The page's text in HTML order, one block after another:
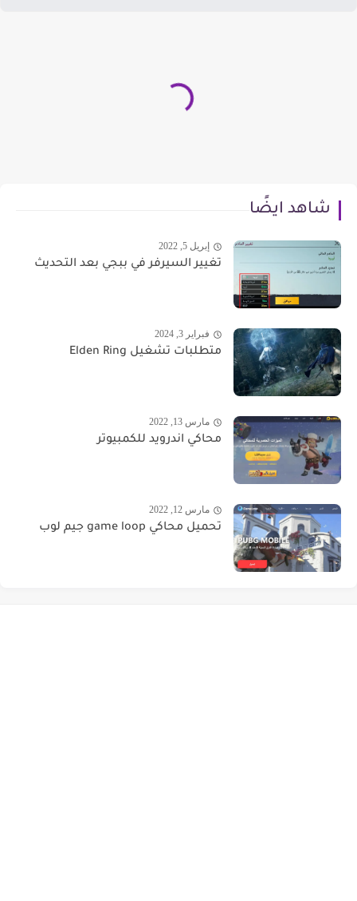
شاهد ايضًا
إبريل 5, 2022
تغيير السيرفر في ببجي بعد التحديث
فبراير 3, 2024
متطلبات تشغيل Elden Ring
مارس 13, 2022
محاكي اندرويد للكمبيوتر
مارس 12, 2022
تحميل محاكي game loop جيم لوب